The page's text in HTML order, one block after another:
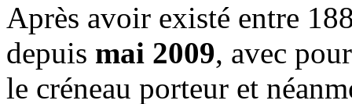
Après avoir existé entre
depuis mai 2009, avec
le créneau porteur et